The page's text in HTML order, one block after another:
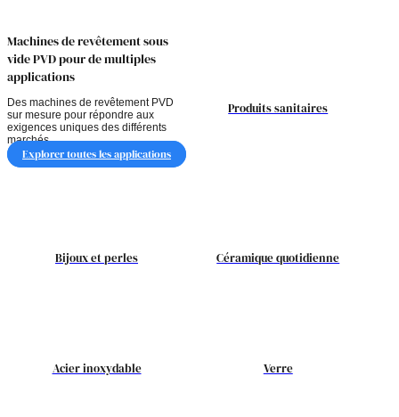
Machines de revêtement sous
vide PVD pour de multiples
applications
Des machines de revêtement PVD
sur mesure pour répondre aux
exigences uniques des différents
marchés.
Explorer toutes les applications
Produits sanitaires
Bijoux et perles Céramique quotidienne
Acier inoxydable Verre